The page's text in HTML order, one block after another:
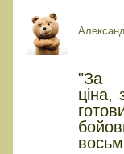
"За
ціна,